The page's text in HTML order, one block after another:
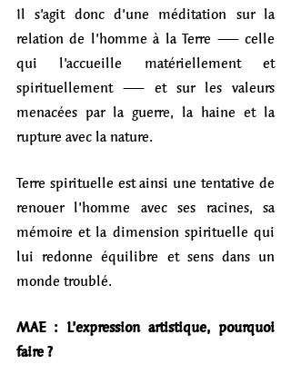
Il s’agit donc d’une méditation sur la
relation de l’homme à la Terre — celle
qui l’accueille matériellement et
spirituellement — et sur les valeurs
menacées par la guerre, la haine et la
rupture avec la nature.
Terre spirituelle est ainsi une tentative de
renouer l’homme avec ses racines, sa
mémoire et la dimension spirituelle qui
lui redonne équilibre et sens dans un
monde troublé.
MAE : L’expression artistique, pourquoi
faire ?